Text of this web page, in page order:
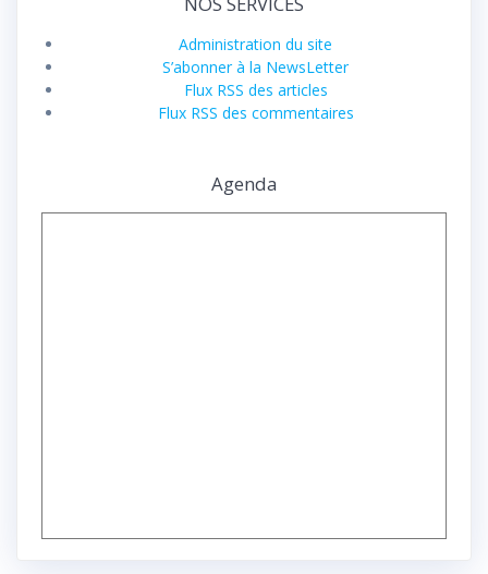
Administration du site
S’abonner à la NewsLetter
Flux RSS des articles
Flux RSS des commentaires
Agenda